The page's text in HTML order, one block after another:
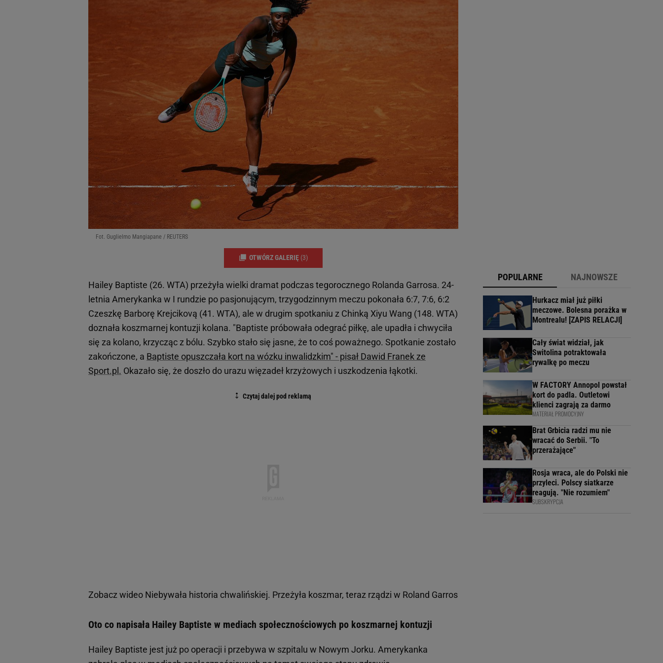
Fot. Guglielmo Mangiapane / REUTERS
OTWÓRZ GALERIĘ (3)
Hailey Baptiste (26. WTA) przeżyła wielki dramat podczas tegorocznego Rolanda Garrosa. 24-
letnia Amerykanka w I rundzie po pasjonującym, trzygodzinnym meczu pokonała 6:7, 7:6, 6:2
Czeszkę Barborę Krejcikovą (41. WTA), ale w drugim spotkaniu z Chinką Xiyu Wang (148. WTA)
doznała koszmarnej kontuzji kolana. "Baptiste próbowała odegrać piłkę, ale upadła i chwyciła
się za kolano, krzycząc z bólu. Szybko stało się jasne, że to coś poważnego. Spotkanie zostało
zakończone, a Baptiste opuszczała kort na wózku inwalidzkim" - pisał Dawid Franek ze
Sport.pl. Okazało się, że doszło do urazu więzadeł krzyżowych i uszkodzenia łąkotki.
Zobacz wideo Niebywała historia chwalińskiej. Przeżyła koszmar, teraz rządzi w Roland Garros
Oto co napisała Hailey Baptiste w mediach społecznościowych po koszmarnej kontuzji
Hailey Baptiste jest już po operacji i przebywa w szpitalu w Nowym Jorku. Amerykanka
POPULARNE NAJNOWSZE
Hurkacz miał już piłki
meczowe. Bolesna porażka w
Montrealu! [ZAPIS RELACJI]
Cały świat widział, jak
Switolina potraktowała
rywalkę po meczu
W FACTORY Annopol powstał
kort do padla. Outletowi
klienci zagrają za darmo
MATERIAŁ PROMOCYJNY
Brat Grbicia radzi mu nie
wracać do Serbii. "To
przerażające"
Rosja wraca, ale do Polski nie
przyleci. Polscy siatkarze
reagują. "Nie rozumiem"
SUBSKRYPCJA